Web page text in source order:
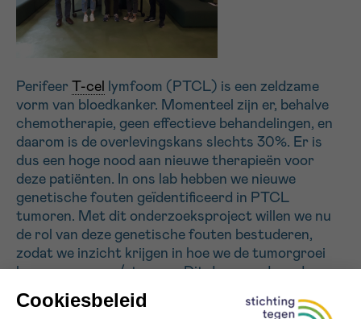
Perifeer T-cel
lymfoom (PTCL) is een zeldzame
vorm van bloedkanker. Momenteel zijn er, behalve
chemotherapie, geen effectieve behandelingen, en
daarom is de overlevingskans slechts 30%. Er is
dus een hoge nood aan nieuwe therapieën voor
deze patiënten. In ons lab hebben we nieuwe
genetische fouten geïdentificeerd in PTCL
tumoren. Met dit onderzoeksproject willen we nu
de rol van deze genetische fouten bestuderen,
zodat we inzicht krijgen in hoe we de tumorgroei
kunnen remmen/stoppen. Dit doen we door de
genetische fouten na te maken in muismodellen,
dewelke we dan gebruiken om te onderzoeken hoe
Ja, stuur mij de nieuwsbrief
*VERPLICHT VELD
Sturen